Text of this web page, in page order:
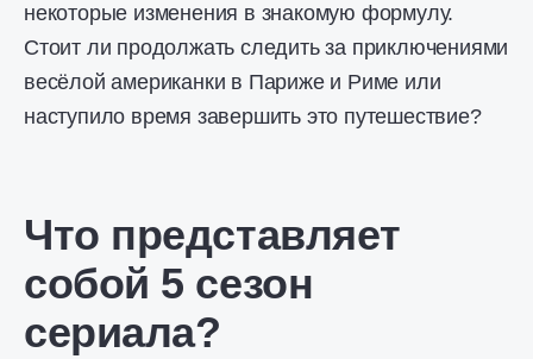
некоторые изменения в знакомую формулу.
Стоит ли продолжать следить за приключениями
весёлой американки в Париже и Риме или
наступило время завершить это путешествие?
Что представляет
собой 5 сезон
сериала?